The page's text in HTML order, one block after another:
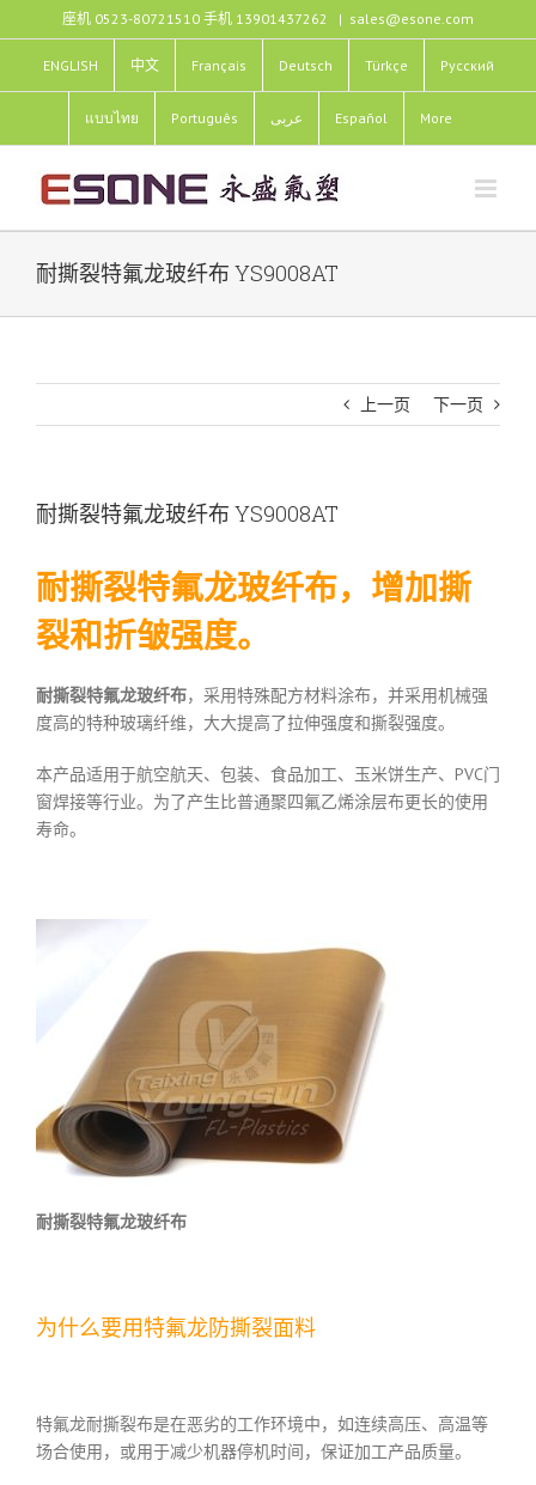
过
容
座机 0523-80721510 手机 13901437262 | sales@esone.com
ENGLISH 中文 Français Deutsch Türkçe Pусский
แบบไทย Português عربى Español More
耐撕裂特氟龙玻纤布 YS9008AT
上一页 下一页
耐撕裂特氟龙玻纤布 YS9008AT
耐撕裂特氟龙玻纤布，增加撕
裂和折皱强度。
耐撕裂特氟龙玻纤布，采用特殊配方材料涂布，并采用机械强
度高的特种玻璃纤维，大大提高了拉伸强度和撕裂强度。
本产品适用于航空航天、包装、食品加工、玉米饼生产、PVC门
窗焊接等行业。为了产生比普通聚四氟乙烯涂层布更长的使用
寿命。
耐撕裂特氟龙玻纤布
为什么要用特氟龙防撕裂面料
特氟龙耐撕裂布是在恶劣的工作环境中，如连续高压、高温等
场合使用，或用于减少机器停机时间，保证加工产品质量。